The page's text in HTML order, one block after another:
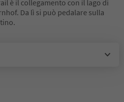
è il collegamento con il lago di
Da lì si può pedalare sulla